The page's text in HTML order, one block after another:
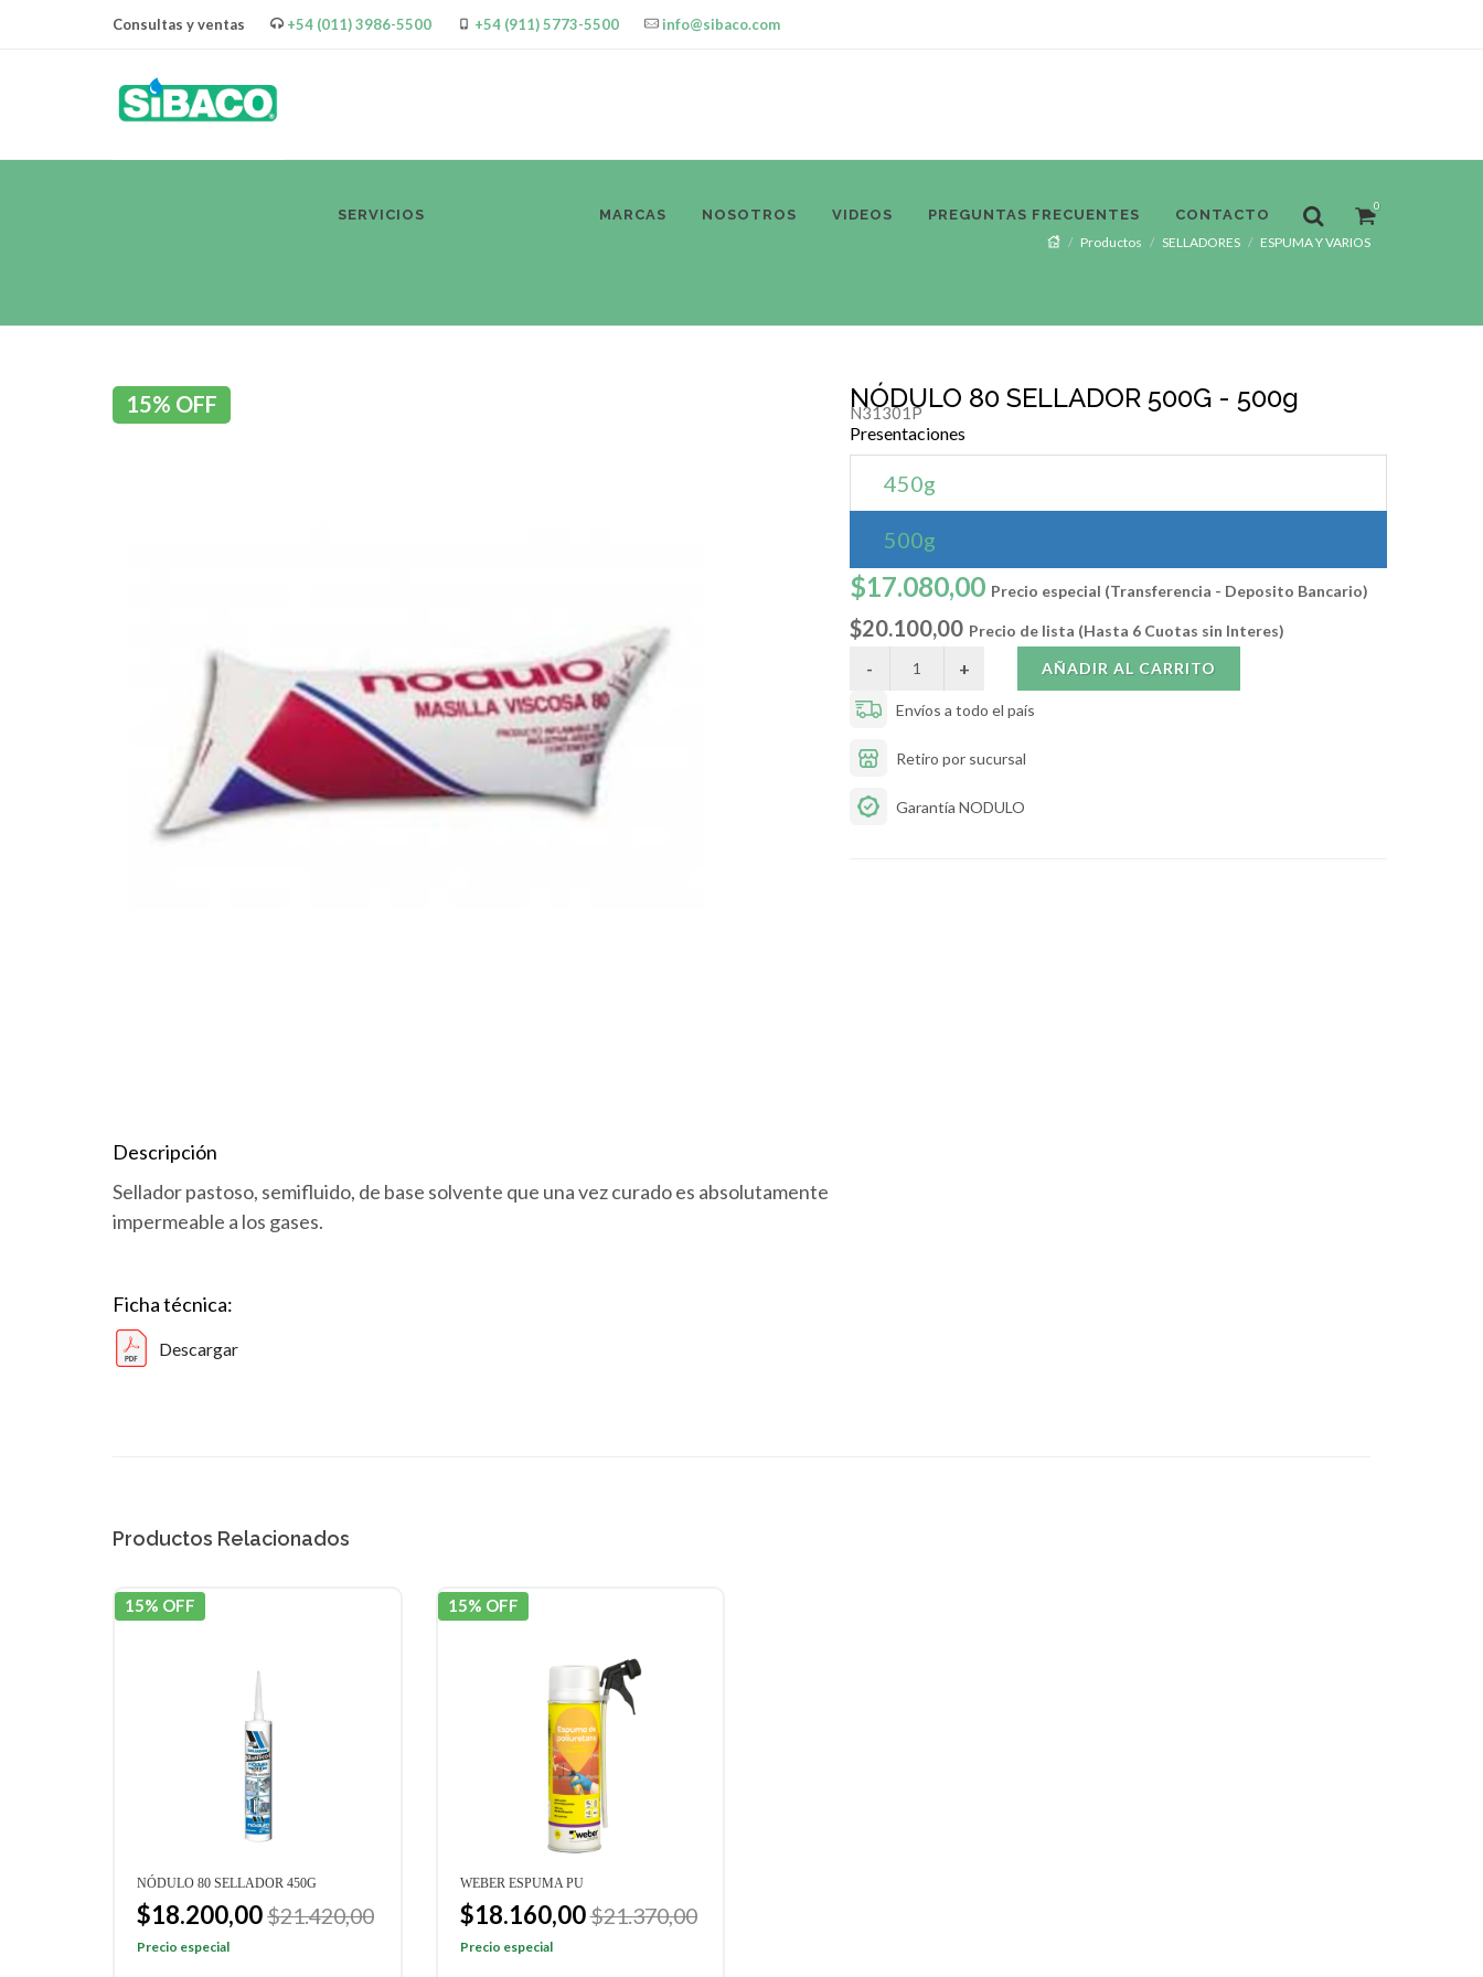
Consultas y ventas +54 (011) 3986-5500 +54 (911) 5773-5500 info@sibaco.com
SERVICIOS MARCAS NOSOTROS VIDEOS PREGUNTAS FRECUENTES CONTACTO
0
Productos SELLADORES ESPUMA Y VARIOS
15% OFF
Descripción
Sellador pastoso, semifluido, de base solvente que una vez curado es absolutamente
impermeable a los gases.
Ficha técnica:
Descargar
NÓDULO 80 SELLADOR 500G - 500g
N31301P
Presentaciones
450g
500g
$17.080,00 Precio especial (Transferencia - Deposito Bancario)
$20.100,00 Precio de lista (Hasta 6 Cuotas sin Interes)
AÑADIR AL CARRITO
Envíos a todo el país
Retiro por sucursal
Garantía NODULO
Productos Relacionados
15% OFF
NÓDULO 80 SELLADOR 450G
$18.200,00$21.420,00
Precio especial
15% OFF
WEBER ESPUMA PU
$18.160,00$21.370,00
Precio especial